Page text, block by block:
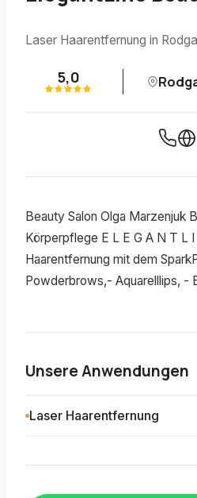
Laser Haarentfernung in
5,0
Beauty Salon Olga Marzenjuk
Körperpflege E L E G A N T L
Haarentfernung mit dem
Powderbrows,- Aquarelllips, -
Unsere Anwendungen
Laser Haarentfernung